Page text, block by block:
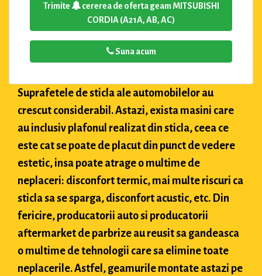
Trimite
cererea de oferta geam MITSUBISHI
CORDIA (A21A, AB, AC)
Suna acum
Suprafetele de sticla ale automobilelor au
crescut considerabil. Astazi, exista masini care
au inclusiv plafonul realizat din sticla, ceea ce
este cat se poate de placut din punct de vedere
estetic, insa poate atrage o multime de
neplaceri: disconfort termic, mai multe riscuri ca
sticla sa se sparga, disconfort acustic, etc. Din
fericire, producatorii auto si producatorii
aftermarket de parbrize au reusit sa gandeasca
o multime de tehnologii care sa elimine toate
neplacerile. Astfel, geamurile montate astazi pe